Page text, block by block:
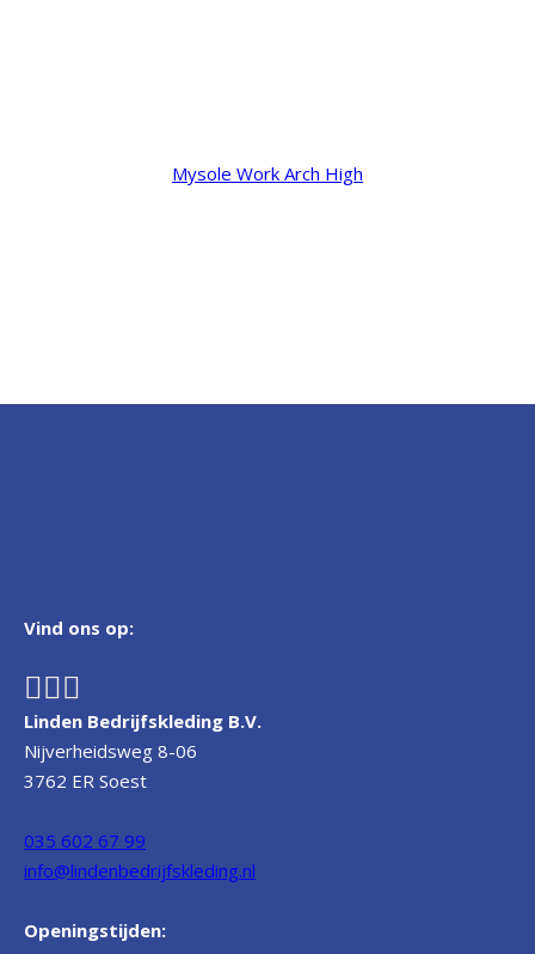
Mysole Work Arch High
Vind ons op:
Linden Bedrijfskleding B.V.
Nijverheidsweg 8-06
3762 ER Soest
035 602 67 99
info@lindenbedrijfskleding.nl
Openingstijden: